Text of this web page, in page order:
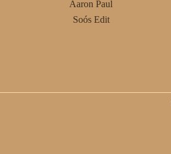
Aaron Paul
Soós Edit